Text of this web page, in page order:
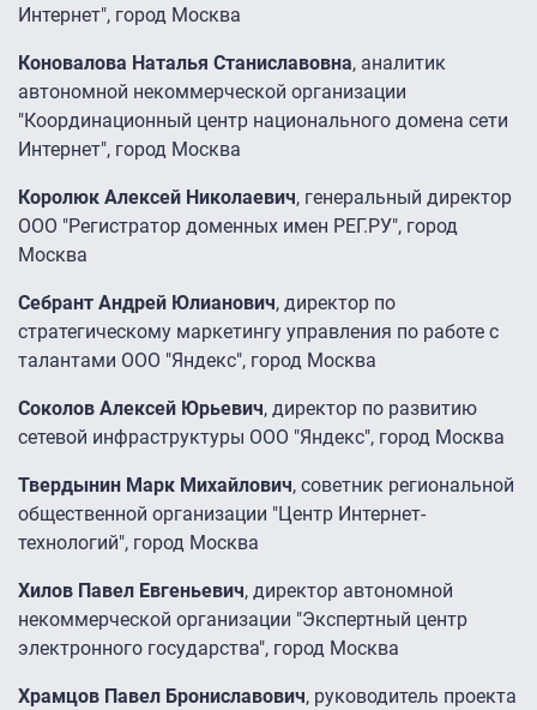
Интернет", город Москва
Коновалова Наталья Станиславовна, аналитик
автономной некоммерческой организации
"Координационный центр национального домена сети
Интернет", город Москва
Королюк Алексей Николаевич, генеральный директор
ООО "Регистратор доменных имен РЕГ.РУ", город
Москва
Себрант Андрей Юлианович, директор по
стратегическому маркетингу управления по работе с
талантами ООО "Яндекс", город Москва
Соколов Алексей Юрьевич, директор по развитию
сетевой инфраструктуры ООО "Яндекс", город Москва
Твердынин Марк Михайлович, советник региональной
общественной организации "Центр Интернет-
технологий", город Москва
Хилов Павел Евгеньевич, директор автономной
некоммерческой организации "Экспертный центр
электронного государства", город Москва
Храмцов Павел Брониславович, руководитель проекта